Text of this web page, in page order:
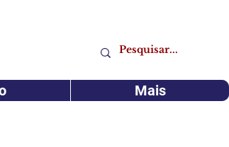
Mais